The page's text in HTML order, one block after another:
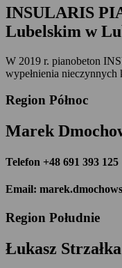
INSULARIS
Lubelskim w
W 2019 r. pianobeton
wypełnienia
Region Północ
Marek
Telefon +48 691 393 125
Email:
Region Południe
Łukasz Strzałka